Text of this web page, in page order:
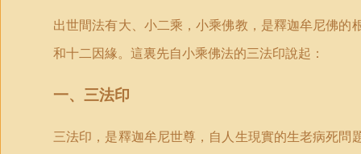
出世間法有大、小二乘，小乘佛教，是釋迦牟尼佛
和十二因緣。這裏先自小乘佛法的三法印說起：
一、三法印
三法印，是釋迦牟尼世尊，自人生現實的生老病死